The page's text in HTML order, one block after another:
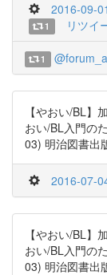
2016-09-
1 リツイ
1
【やおい/BL】
おい/BL入門の
03) 明治図書出
2016-07-
【やおい/BL】
おい/BL入門の
03) 明治図書出